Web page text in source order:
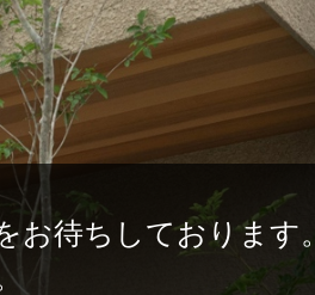
お待ちしております。